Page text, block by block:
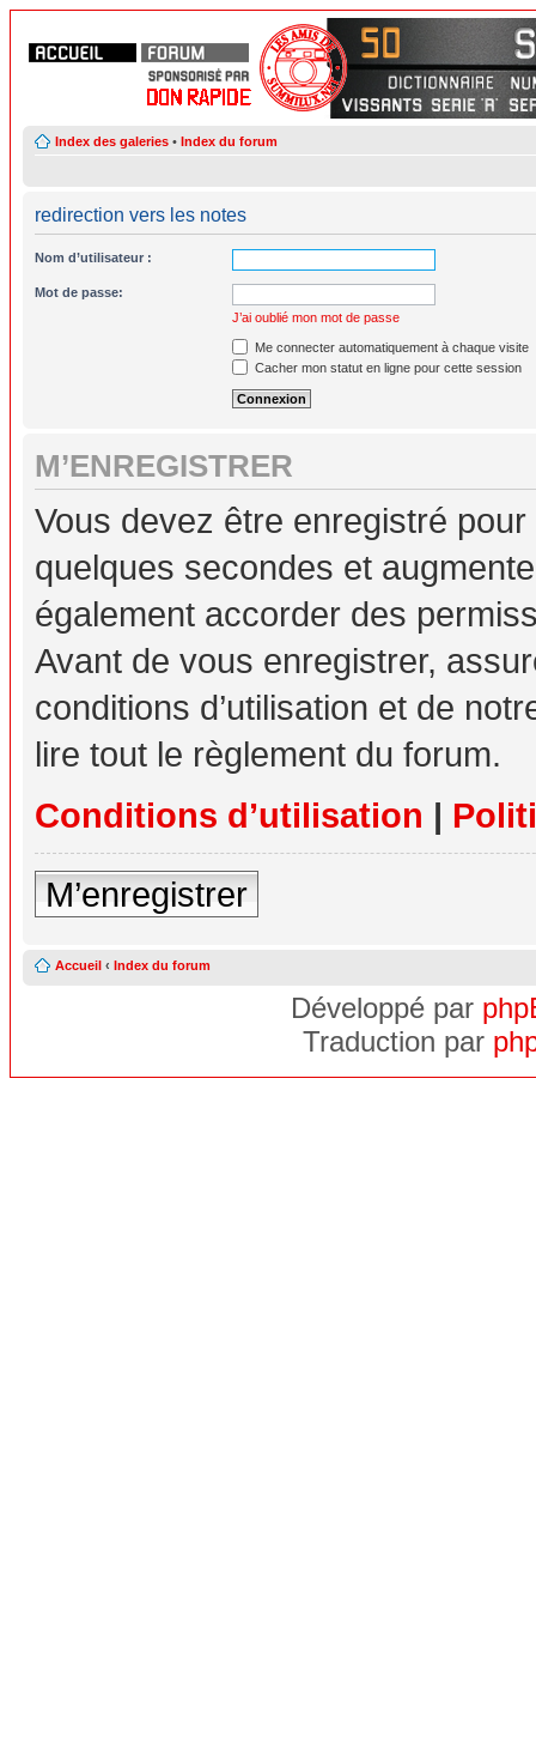
Index des galeries • Index du forum
redirection vers les notes
Nom d’utilisateur :
Mot de passe:
J’ai oublié mon mot de passe
Me connecter automatiquement à chaque visite
Cacher mon statut en ligne pour cette session
M’ENREGISTRER
Vous devez être enregistré
quelques secondes et
également accorder des
Avant de vous enregistrer,
conditions d’utilisation et de
lire tout le règlement du forum.
Conditions d’utilisation |
M’enregistrer
Accueil ‹ Index du forum
Développé par
Traduction par